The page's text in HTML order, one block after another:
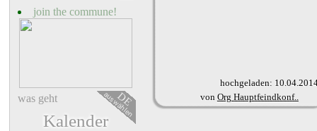
join the commune!
DE
auswählen
was geht
Kalender
hochgeladen:
von Org Hauptfeindkonf..